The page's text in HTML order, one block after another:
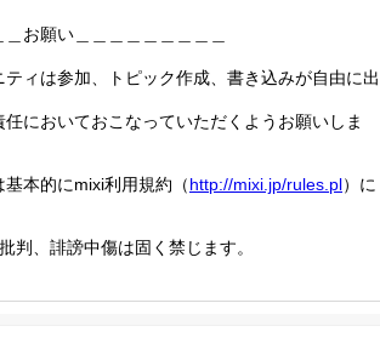
＿お願い＿＿＿＿＿＿＿＿＿
ティは参加、トピック作成、書き込みが自由に出
おいておこなっていただくようお願いしま
基本的にmixi利用規約（http://mixi.jp/rules. pl）に
判、誹謗中傷は固く禁じます。